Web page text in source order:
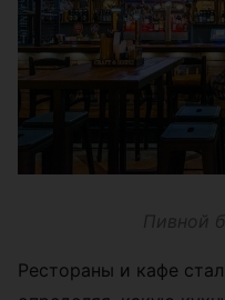
Пивной
Рестораны и кафе